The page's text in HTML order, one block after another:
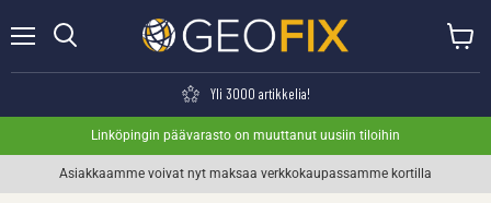
Yli 3000 artikkelia!
Linköpingin päävarasto on muuttanut uusiin tiloihin
Asiakkaamme voivat nyt maksaa verkkokaupassamme kortilla